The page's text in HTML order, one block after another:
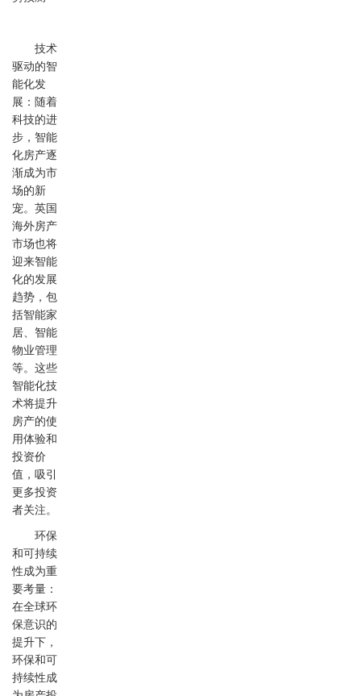
技术
驱动的智
能化发
展：随着
科技的进
步，智能
化房产逐
渐成为市
场的新
宠。英国
海外房产
市场也将
迎来智能
化的发展
趋势，包
括智能家
居、智能
物业管理
等。这些
智能化技
术将提升
房产的使
用体验和
投资价
值，吸引
更多投资
者关注。
环保
和可持续
性成为重
要考量：
在全球环
保意识的
提升下，
环保和可
持续性成